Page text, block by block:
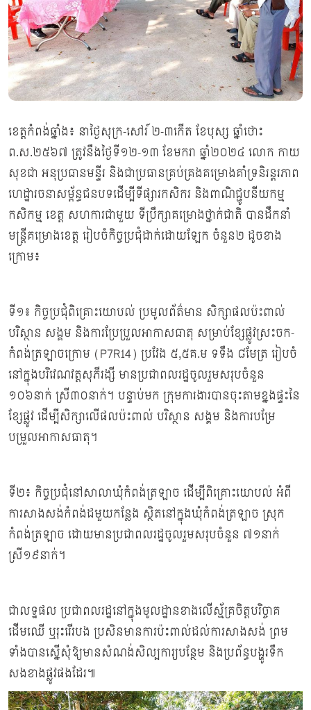
ខេត្តកំពង់ឆ្នាំង៖ នាថ្ងៃសុក្រ-សៅរ៍ ២-៣កើត ខែបុស្ស ឆ្នាំថោះ
ព.ស.២៥៦៧ ត្រូវនឹងថ្ងៃទី១២-១៣ ខែមករា ឆ្នាំ២០២៤ លោក កាយ
សុខជា អនុប្រធានមន្ទីរ និងជាប្រធានគ្រប់គ្រងគម្រោងគាំទ្រនិរន្តរភាព
ហេដ្ឋារចនាសម្ព័ន្ធជនបទដើម្បីទីផ្សារកសិករ និងពាណិជ្ជូបនីយកម្ម
កសិកម្ម ខេត្ត សហការជាមួយ ទីប្រឹក្សាគម្រោងថ្នាក់ជាតិ បានដឹកនាំ
មន្ត្រីគម្រោងខេត្ត រៀបចំកិច្ចប្រជុំដាក់ដោយឡែក ចំនួន២ ដូចខាង
ក្រោម៖
ទី១៖ កិច្ចប្រជុំពិគ្រោះយោបល់ ប្រមូលព័ត៌មាន សិក្សាផលប៉ះពាល់
បរិស្ថាន សង្គម និងការប្រែប្រួលអាកាសធាតុ សម្រាប់ខ្សែផ្លូវស្រះចក-
កំពង់ត្រឡាចក្រោម (P7R14) ប្រវែង ៥,៥គ.ម ទទឹង ៨មែត្រ រៀបចំ
នៅក្នុងបរិវេណវត្តសុភីរង្សី មានប្រជាពលរដ្ឋចូលរួមសរុបចំនួន
១០៦នាក់ ស្រី៣០នាក់។ បន្ទាប់មក ក្រុមការងារបានចុះតាមខ្នងផ្ទះនៃ
ខ្សែផ្លូវ ដើម្បីសិក្សាលើផលប៉ះពាល់ បរិស្ថាន សង្គម និងការបម្រែ
បម្រួលអាកាសធាតុ។
ទី២៖ កិច្ចប្រជុំនៅសាលាឃុំកំពង់ត្រឡាច ដើម្បីពិគ្រោះយោបល់ អំពី
ការសាងសង់កំពង់ដមួយកន្លែង ស្ថិតនៅក្នុងឃុំកំពង់ត្រឡាច ស្រុក
កំពង់ត្រឡាច ដោយមានប្រជាពលរដ្ឋចូលរួមសរុបចំនួន ៧១នាក់
ស្រី១៩នាក់។
ជាលទ្ឋផល ប្រជាពលរដ្ឋនៅក្នុងមូលដ្ឋានខាងលើស្ម័គ្រចិត្តបរិច្ចាគ
ដើមឈើ ឬរុះរើរបង ប្រសិនមានការប៉ះពាល់ដល់ការសាងសង់ ព្រម
ទាំងបានស្នើសុំឱ្យមានសំណង់សិល្បការ្យបន្ថែម និងប្រព័ន្ធបង្ហូរទឹក
សងខាងផ្លូវផងដែរ៕